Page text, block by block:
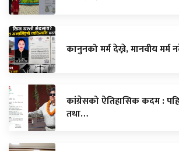
कानुनको मर्म देख्ने, मानवीय
कांग्रेसको ऐतिहासिक कदम :
तथा…